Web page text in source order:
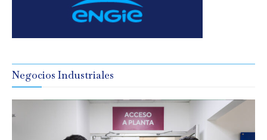
Negocios Industriales